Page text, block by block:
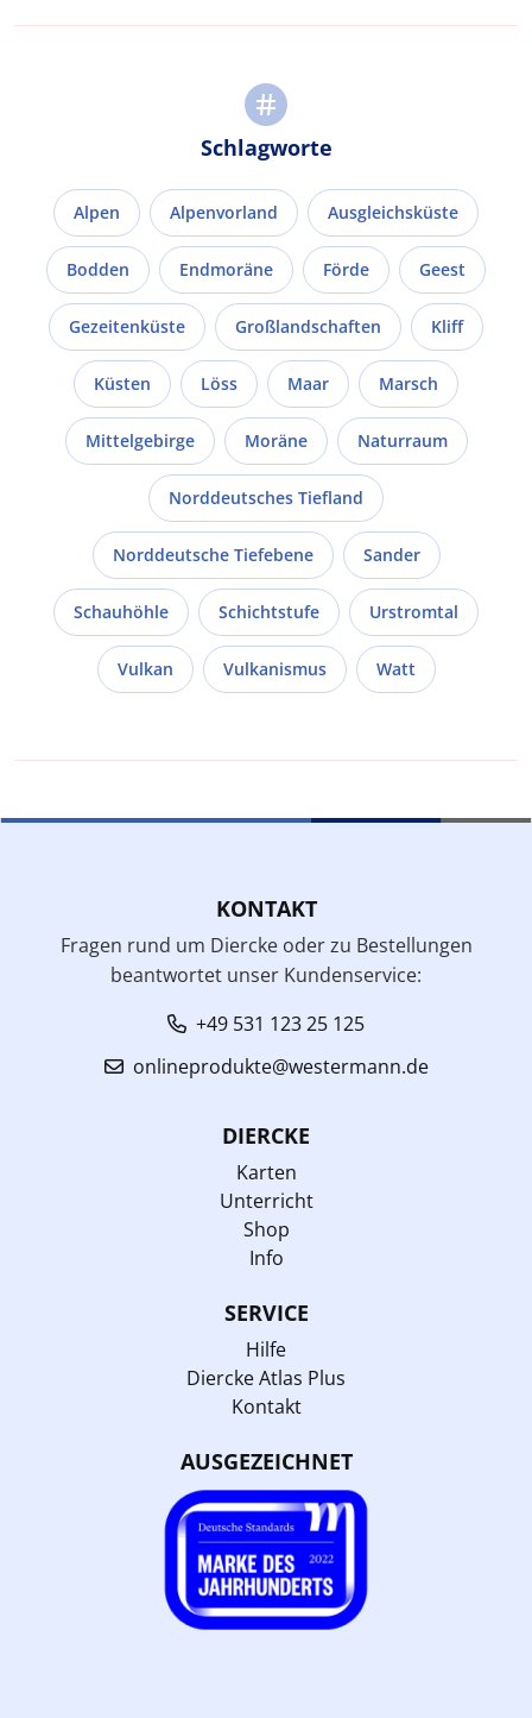
Schlagworte
Alpen Alpenvorland Ausgleichsküste
Bodden Endmoräne Förde Geest
Gezeitenküste Großlandschaften Kliff
Küsten Löss Maar Marsch
Mittelgebirge Moräne Naturraum
Norddeutsches Tiefland
Norddeutsche Tiefebene Sander
Schauhöhle Schichtstufe Urstromtal
Vulkan Vulkanismus Watt
KONTAKT
Fragen rund um Diercke oder zu Bestellungen
beantwortet unser Kundenservice:
+49 531 123 25 125
onlineprodukte@westermann.de
DIERCKE
Karten
Unterricht
Shop
Info
SERVICE
Hilfe
Diercke Atlas Plus
Kontakt
AUSGEZEICHNET